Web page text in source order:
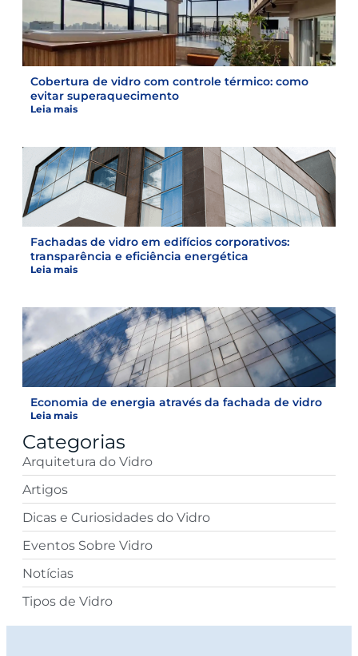
Cobertura de vidro com controle térmico: como
evitar superaquecimento
Leia mais
Fachadas de vidro em edifícios corporativos:
transparência e eficiência energética
Leia mais
Economia de energia através da fachada de vidro
Leia mais
Categorias
Arquitetura do Vidro
Artigos
Dicas e Curiosidades do Vidro
Eventos Sobre Vidro
Notícias
Tipos de Vidro